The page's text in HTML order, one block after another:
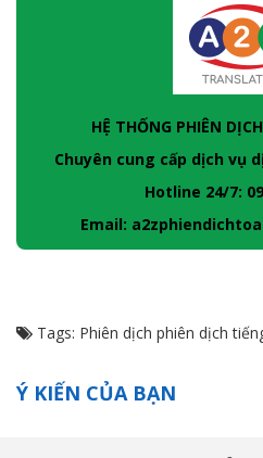
HỆ THỐNG PHIÊN
Chuyên cung cấp dịch vụ
Hotline 24/7:
Email:
Tags: Phiên dịch phiên dịch
Ý KIẾN CỦA BẠN